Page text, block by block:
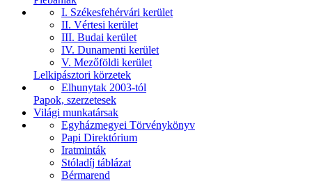
I. Székesfehérvári kerület
II. Vértesi kerület
III. Budai kerület
IV. Dunamenti kerület
V. Mezőföldi kerület
Lelkipásztori körzetek
Elhunytak 2003-tól
Papok, szerzetesek
Világi munkatársak
Egyházmegyei Törvénykönyv
Papi Direktórium
Iratminták
Stóladíj táblázat
Bérmarend